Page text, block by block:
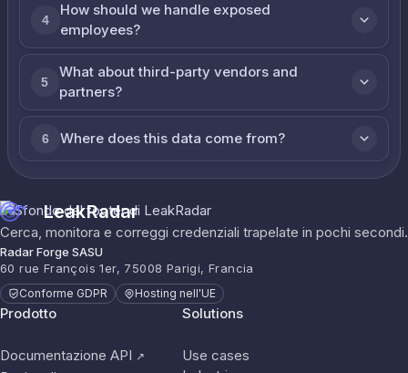
4
How should we handle exposed
employees?
5
What about third-party vendors and
partners?
6 Where does this data come from?
LeakRadar
Cerca, monitora e correggi credenziali trapelate in pochi secondi.
Radar Forge SASU
60 rue François 1er, 75008 Parigi, Francia
Conforme GDPR Hosting nell'UE
Prodotto
Documentazione API ↗
Solutions
Use cases